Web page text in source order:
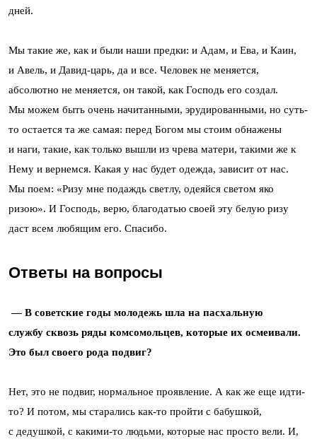
дней.
Мы такие же, как и были наши предки: и Адам, и Ева, и Каин,
и Авель, и Давид-царь, да и все. Человек не меняется,
абсолютно не меняется, он такой, как Господь его создал.
Мы можем быть очень начитанными, эрудированными, но суть-
то остается та же самая: перед Богом мы стоим обнажены
и наги, такие, как только вышли из чрева матери, такими же к
Нему и вернемся. Какая у нас будет одежда, зависит от нас.
Мы поем: «Ризу мне подаждь светлу, одеяйся светом яко
ризою». И Господь, верю, благодатью своей эту белую ризу
даст всем любящим его. Спасибо.
Ответы на вопросы
— В советские годы молодежь шла на пасхальную
службу сквозь ряды комсомольцев, которые их осмеивали.
Это был своего рода подвиг?
Нет, это не подвиг, нормальное проявление. А как же еще идти-
то? И потом, мы старались как-то пройти с бабушкой,
с дедушкой, с какими-то людьми, которые нас просто вели. И,